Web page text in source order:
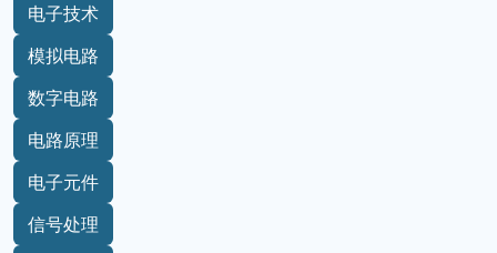
电子技术
模拟电路
数字电路
电路原理
电子元件
信号处理